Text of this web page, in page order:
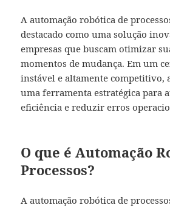
A automação robótica de
destacado como uma solução
empresas que buscam otimizar
momentos de mudança. Em um
instável e altamente competitivo,
uma ferramenta estratégica para
eficiência e reduzir erros
O que é Automação
Processos?
A automação robótica de